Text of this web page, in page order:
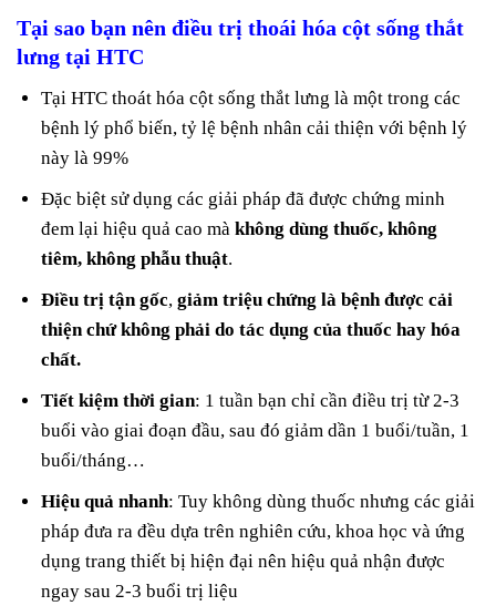
Tại sao bạn nên điều trị thoái hóa cột sống thắt
lưng tại HTC
Tại HTC thoát hóa cột sống thắt lưng là một trong các
bệnh lý phổ biến, tỷ lệ bệnh nhân cải thiện với bệnh lý
này là 99%
Đặc biệt sử dụng các giải pháp đã được chứng minh
đem lại hiệu quả cao màkhông dùng thuốc, không
tiêm, không phẫu thuật.
Điều trị tận gốc,giảm triệu chứng là bệnh được cải
thiện chứ không phải do tác dụng của thuốc hay hóa
chất.
Tiết kiệm thời gian: 1 tuần bạn chỉ cần điều trị từ 2-3
buổi vào giai đoạn đầu, sau đó giảm dần 1 buổi/tuần, 1
buổi/tháng…
Hiệu quả nhanh: Tuy không dùng thuốc nhưng các giải
pháp đưa ra đều dựa trên nghiên cứu, khoa học và ứng
dụng trang thiết bị hiện đại nên hiệu quả nhận được
ngay sau 2-3 buổi trị liệu